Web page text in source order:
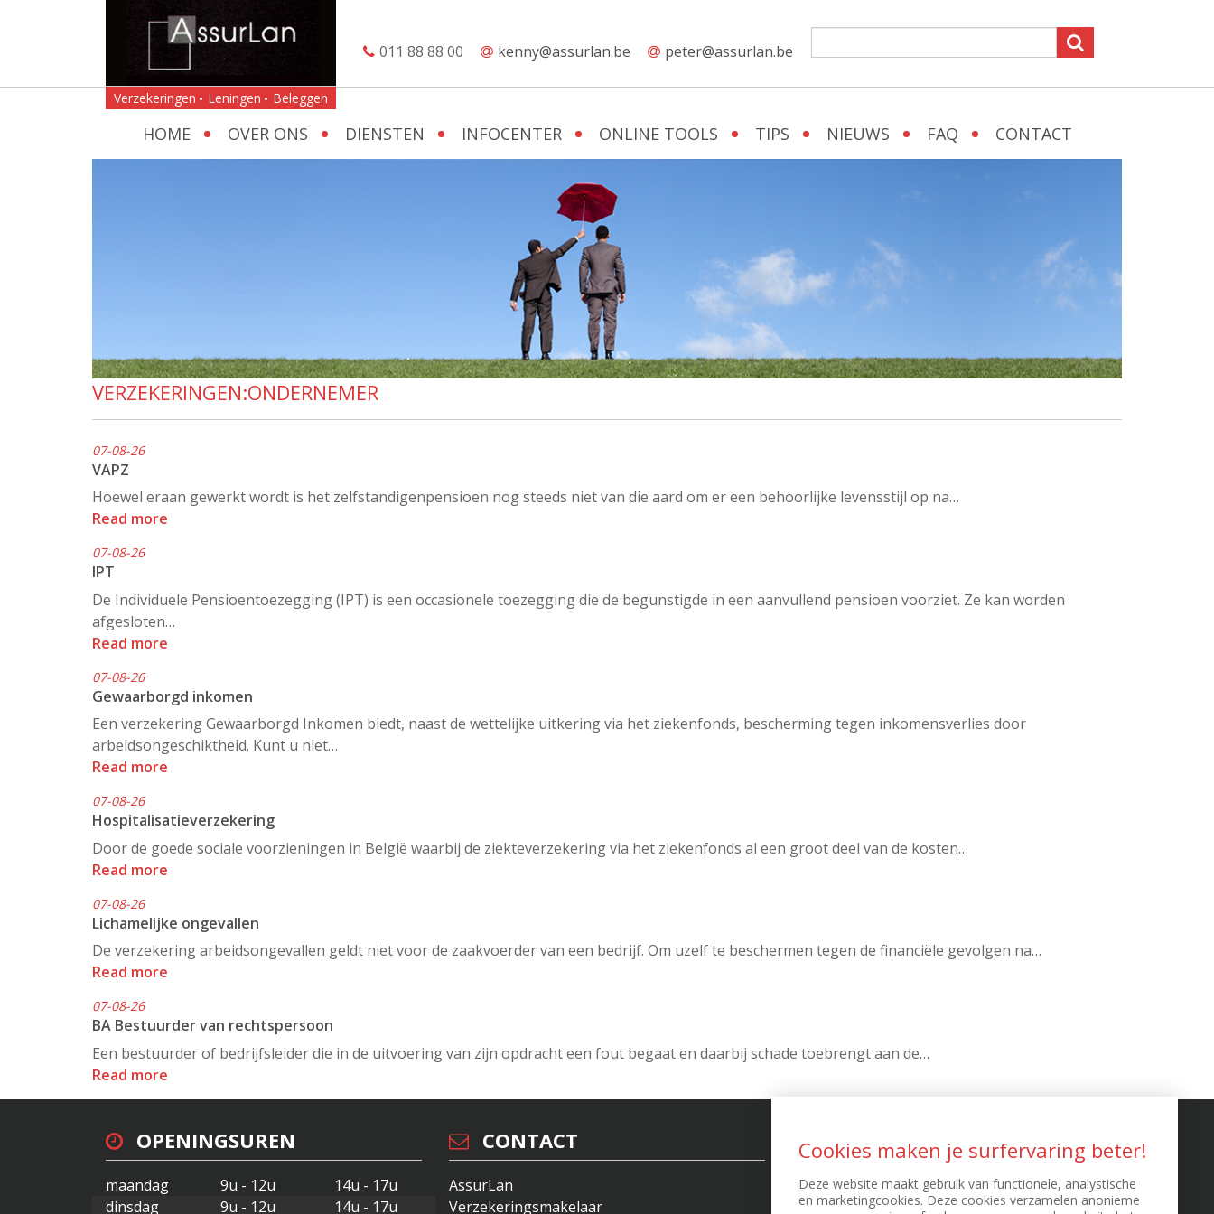
011 88 88 00 kenny@assurlan.be peter@assurlan.be
Verzekeringen Leningen Beleggen
HOME OVER ONS DIENSTEN INFOCENTER ONLINE TOOLS TIPS NIEUWS FAQ CONTACT
VERZEKERINGEN:ONDERNEMER
07-08-26
VAPZ
Hoewel eraan gewerkt wordt is het zelfstandigenpensioen nog steeds niet van die aard om er een behoorlijke levensstijl op na…
Read more
07-08-26
IPT
De Individuele Pensioentoezegging (IPT) is een occasionele toezegging die de begunstigde in een aanvullend pensioen voorziet. Ze kan worden
afgesloten…
Read more
07-08-26
Gewaarborgd inkomen
Een verzekering Gewaarborgd Inkomen biedt, naast de wettelijke uitkering via het ziekenfonds, bescherming tegen inkomensverlies door
arbeidsongeschiktheid. Kunt u niet…
Read more
07-08-26
Hospitalisatieverzekering
Door de goede sociale voorzieningen in België waarbij de ziekteverzekering via het ziekenfonds al een groot deel van de kosten…
Read more
07-08-26
Lichamelijke ongevallen
De verzekering arbeidsongevallen geldt niet voor de zaakvoerder van een bedrijf. Om uzelf te beschermen tegen de financiële gevolgen na…
Read more
07-08-26
BA Bestuurder van rechtspersoon
Een bestuurder of bedrijfsleider die in de uitvoering van zijn opdracht een fout begaat en daarbij schade toebrengt aan de…
Read more
OPENINGSUREN
maandag 9u - 12u
14u - 17u
dinsdag
9u - 12u 14u - 17u
CONTACT
AssurLan
Verzekeringsmakelaar
EXTRA INFO
IDD Richtlijn
Disclaimer
Cookies maken je surfervaring beter!
Deze website maakt gebruik van functionele, analystische
en marketingcookies. Deze cookies verzamelen anonieme